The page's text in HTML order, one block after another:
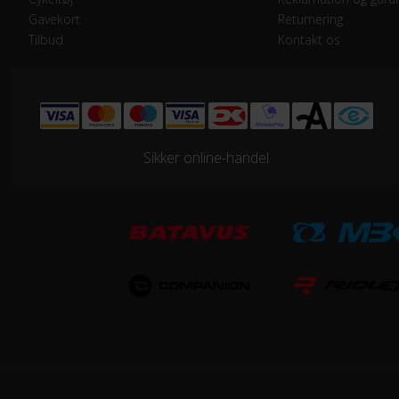
Samlet antal gear
Gavekort
Tilbud
Returnering
Kontakt os
Sikker online-handel